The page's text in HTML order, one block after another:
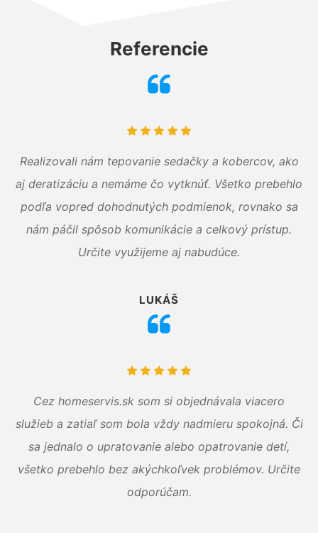
Referencie
Realizovali nám tepovanie sedačky a kobercov, ako
aj deratizáciu a nemáme čo vytknúť. Všetko prebehlo
podľa vopred dohodnutých podmienok, rovnako sa
nám páčil spôsob komunikácie a celkový prístup.
Určite využijeme aj nabudúce.
LUKÁŠ
Cez homeservis.sk som si objednávala viacero
služieb a zatiaľ som bola vždy nadmieru spokojná. Či
sa jednalo o upratovanie alebo opatrovanie detí,
všetko prebehlo bez akýchkoľvek problémov. Určite
odporúčam.